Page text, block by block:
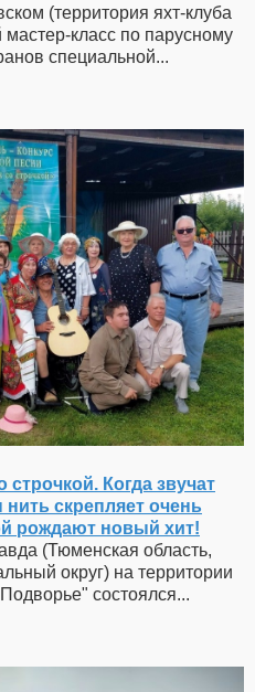
(территория яхт-клуба
класс по парусному
специальной...
строчкой. Когда звучат
скрепляет очень
рождают новый хит!
(Тюменская область,
округ) на территории
состоялся...